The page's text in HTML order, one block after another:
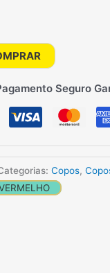
Seguro
Copos,